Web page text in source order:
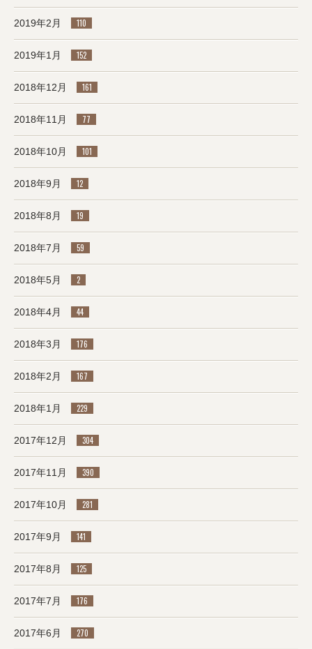
2019年2月 110
2019年1月 152
2018年12月 161
2018年11月 77
2018年10月 101
2018年9月 12
2018年8月 19
2018年7月 59
2018年5月 2
2018年4月 44
2018年3月 176
2018年2月 167
2018年1月 229
2017年12月 304
2017年11月 390
2017年10月 281
2017年9月 141
2017年8月 125
2017年7月 176
2017年6月 270